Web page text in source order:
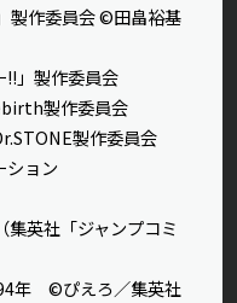
製作委員会 ©田畠裕基
」製作委員会
製作委員会
製作委員会
ション
英社「ジャンプコミ
年 ©ぴえろ／集英社